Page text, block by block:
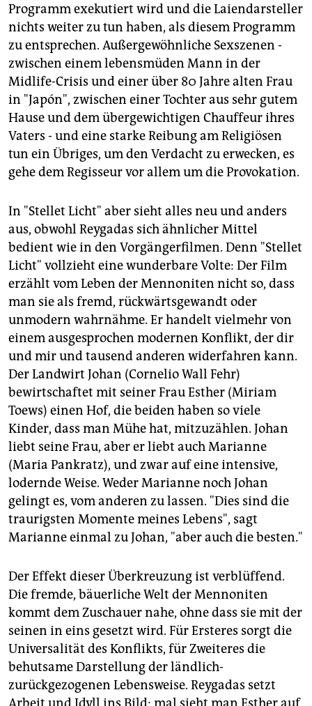
Programm exekutiert wird und die Laiendarsteller
nichts weiter zu tun haben, als diesem Programm
zu entsprechen. Außergewöhnliche Sexszenen -
zwischen einem lebensmüden Mann in der
Midlife-Crisis und einer über 80 Jahre alten Frau
in "Japón", zwischen einer Tochter aus sehr gutem
Hause und dem übergewichtigen Chauffeur ihres
Vaters - und eine starke Reibung am Religiösen
tun ein Übriges, um den Verdacht zu erwecken, es
gehe dem Regisseur vor allem um die Provokation.
In "Stellet Licht" aber sieht alles neu und anders
aus, obwohl Reygadas sich ähnlicher Mittel
bedient wie in den Vorgängerfilmen. Denn "Stellet
Licht" vollzieht eine wunderbare Volte: Der Film
erzählt vom Leben der Mennoniten nicht so, dass
man sie als fremd, rückwärtsgewandt oder
unmodern wahrnähme. Er handelt vielmehr von
einem ausgesprochen modernen Konflikt, der dir
und mir und tausend anderen widerfahren kann.
Der Landwirt Johan (Cornelio Wall Fehr)
bewirtschaftet mit seiner Frau Esther (Miriam
Toews) einen Hof, die beiden haben so viele
Kinder, dass man Mühe hat, mitzuzählen. Johan
liebt seine Frau, aber er liebt auch Marianne
(Maria Pankratz), und zwar auf eine intensive,
lodernde Weise. Weder Marianne noch Johan
gelingt es, vom anderen zu lassen. "Dies sind die
traurigsten Momente meines Lebens", sagt
Marianne einmal zu Johan, "aber auch die besten."
Der Effekt dieser Überkreuzung ist verblüffend.
Die fremde, bäuerliche Welt der Mennoniten
kommt dem Zuschauer nahe, ohne dass sie mit der
seinen in eins gesetzt wird. Für Ersteres sorgt die
Universalität des Konflikts, für Zweiteres die
behutsame Darstellung der ländlich-
zurückgezogenen Lebensweise. Reygadas setzt